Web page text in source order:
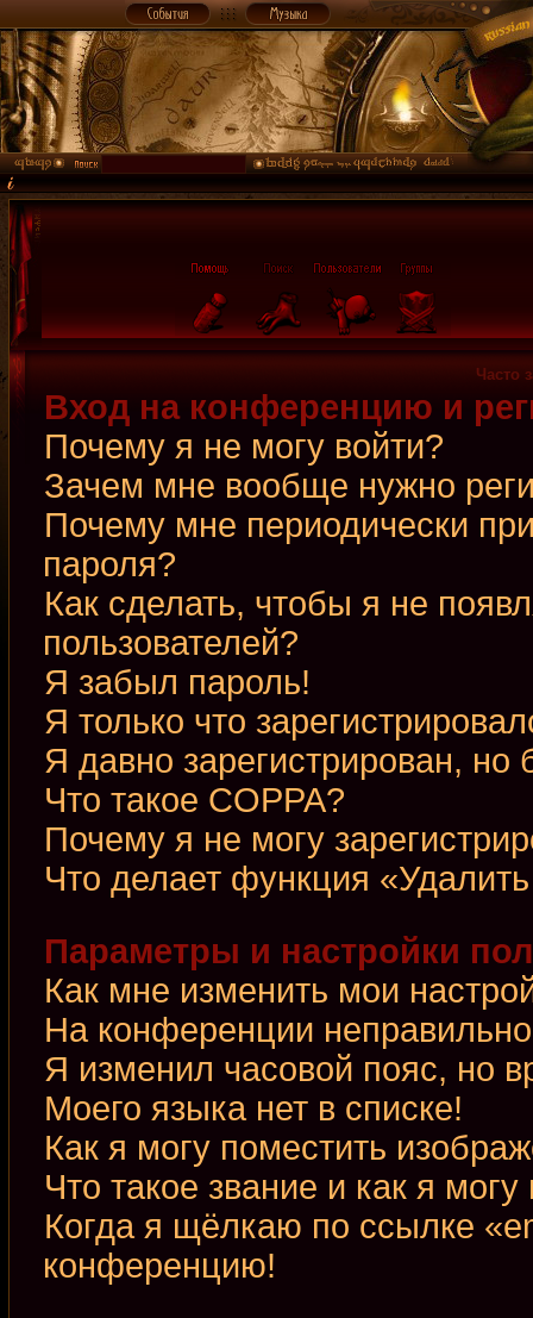
Часто
Вход на конференцию и
Почему я не могу войти?
Зачем мне вообще нужно
Почему мне периодически
пароля?
Как сделать, чтобы я не
пользователей?
Я забыл пароль!
Я только что
Я давно зарегистрирован, но
Что такое COPPA?
Почему я не могу
Что делает функция
Параметры и настройки
Как мне изменить мои
На конференции
Я изменил часовой пояс, но
Моего языка нет в списке!
Как я могу поместить
Что такое звание и как я могу
Когда я щёлкаю по ссылке
конференцию!